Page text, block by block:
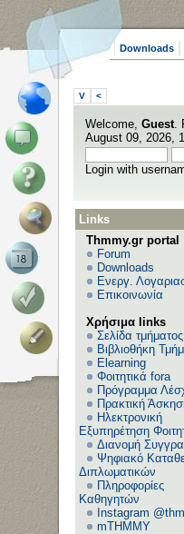
Downloads
V <
Welcome, Guest.
August 09, 2026,
Login with
Links
Thmmy.gr portal
Forum
Downloads
Ενεργ.
Επικοινωνία
Χρήσιμα links
Σελίδα τμήματος
Βιβλιοθήκη
Elearning
Φοιτητικά fora
Πρόγραμμα
Πρακτική
Ηλεκτρονική
Εξυπηρέτηση
Διανομή
Ψηφιακό
Διπλωματικών
Πληροφορίες
Καθηγητών
Instagram
mTHMMY